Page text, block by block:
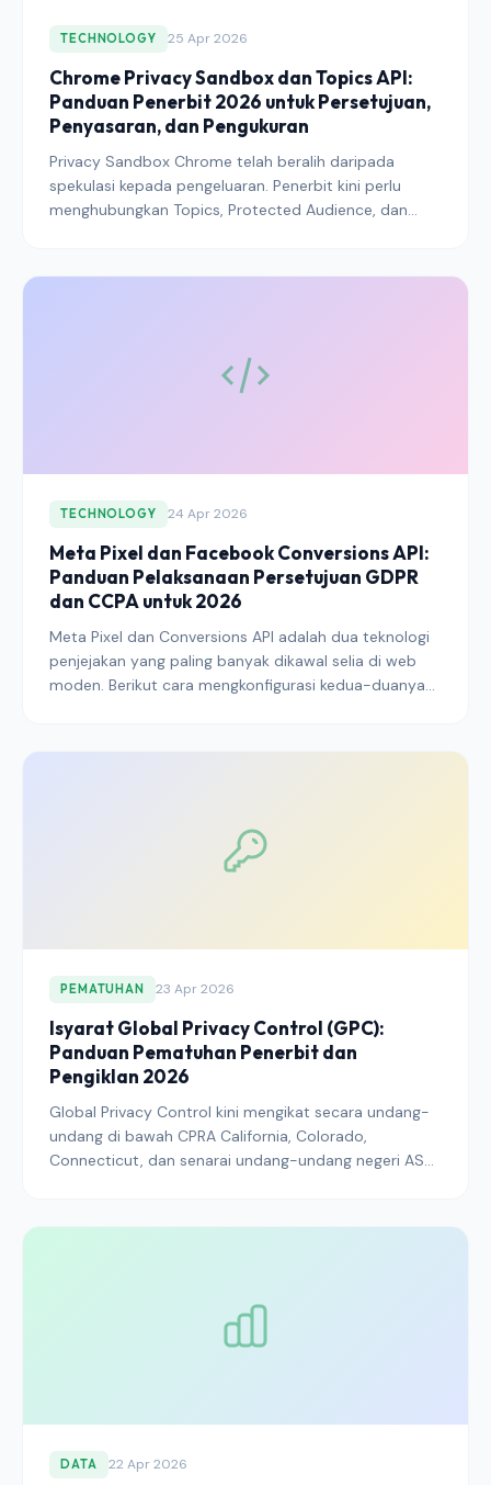
TECHNOLOGY 25 Apr 2026
Chrome Privacy Sandbox dan Topics API:
Panduan Penerbit 2026 untuk Persetujuan,
Penyasaran, dan Pengukuran
Privacy Sandbox Chrome telah beralih daripada
spekulasi kepada pengeluaran. Penerbit kini perlu
menghubungkan Topics, Protected Audience, dan
privasi negeri. Inilah caranya.
TECHNOLOGY 24 Apr 2026
Meta Pixel dan Facebook Conversions API:
Panduan Pelaksanaan Persetujuan GDPR
dan CCPA untuk 2026
Meta Pixel dan Conversions API adalah dua teknologi
penjejakan yang paling banyak dikawal selia di web
moden. Berikut cara mengkonfigurasi kedua-duanya
PEMATUHAN 23 Apr 2026
Isyarat Global Privacy Control (GPC):
Panduan Pematuhan Penerbit dan
Pengiklan 2026
Global Privacy Control kini mengikat secara undang-
undang di bawah CPRA California, Colorado,
Connecticut, dan senarai undang-undang negeri AS
dan apa yang perlu diubah oleh penerbit pada 2026
DATA 22 Apr 2026